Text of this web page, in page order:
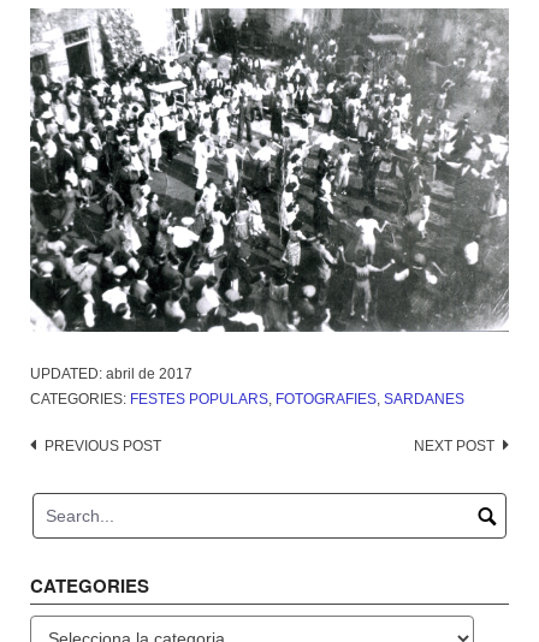
UPDATED: abril de 2017
CATEGORIES: FESTES POPULARS, FOTOGRAFIES, SARDANES
Post
PREVIOUS POST NEXT POST
CATEGORIES